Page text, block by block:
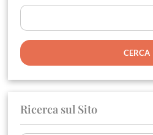
Ricerca sul Sito